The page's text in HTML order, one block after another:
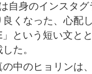
自身のインスタグ
良くなった、心配
という短い文と
た。
中のヒョリンは